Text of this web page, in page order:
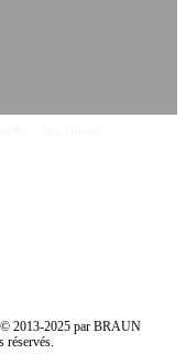
© 2013-2025 par BRAUN
réservés.